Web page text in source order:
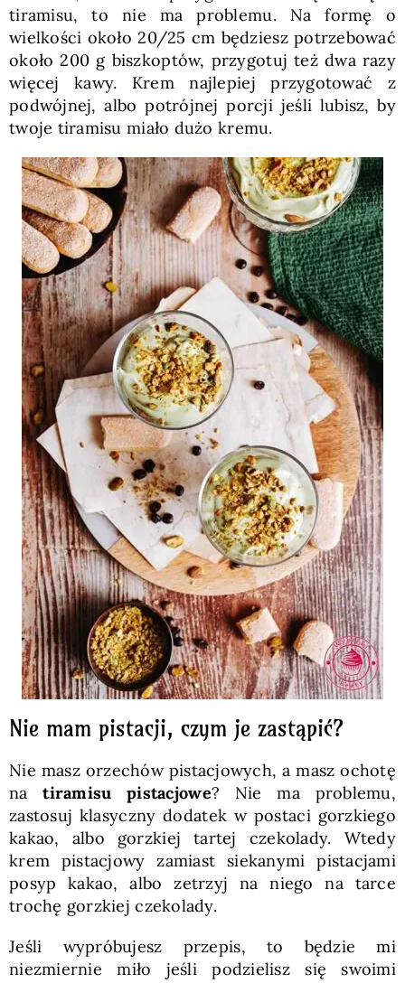
tiramisu, to nie ma problemu. Na formę o
wielkości około 20/25 cm będziesz potrzebować
około 200 g biszkoptów, przygotuj też dwa razy
więcej kawy. Krem najlepiej przygotować z
podwójnej, albo potrójnej porcji jeśli lubisz, by
twoje tiramisu miało dużo kremu.
Nie mam pistacji, czym je zastąpić?
Nie masz orzechów pistacjowych, a masz ochotę
natiramisu pistacjowe? Nie ma problemu,
zastosuj klasyczny dodatek w postaci gorzkiego
kakao, albo gorzkiej tartej czekolady. Wtedy
krem pistacjowy zamiast siekanymi pistacjami
posyp kakao, albo zetrzyj na niego na tarce
trochę gorzkiej czekolady.
Jeśli wypróbujesz przepis, to będzie mi
niezmiernie miło jeśli podzielisz się swoimi